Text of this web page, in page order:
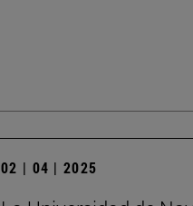
02 | 04 | 2025